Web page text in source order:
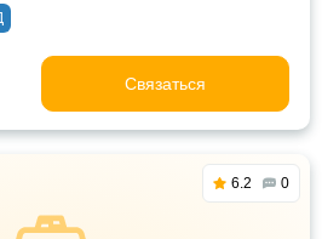
Связаться
6.2 0